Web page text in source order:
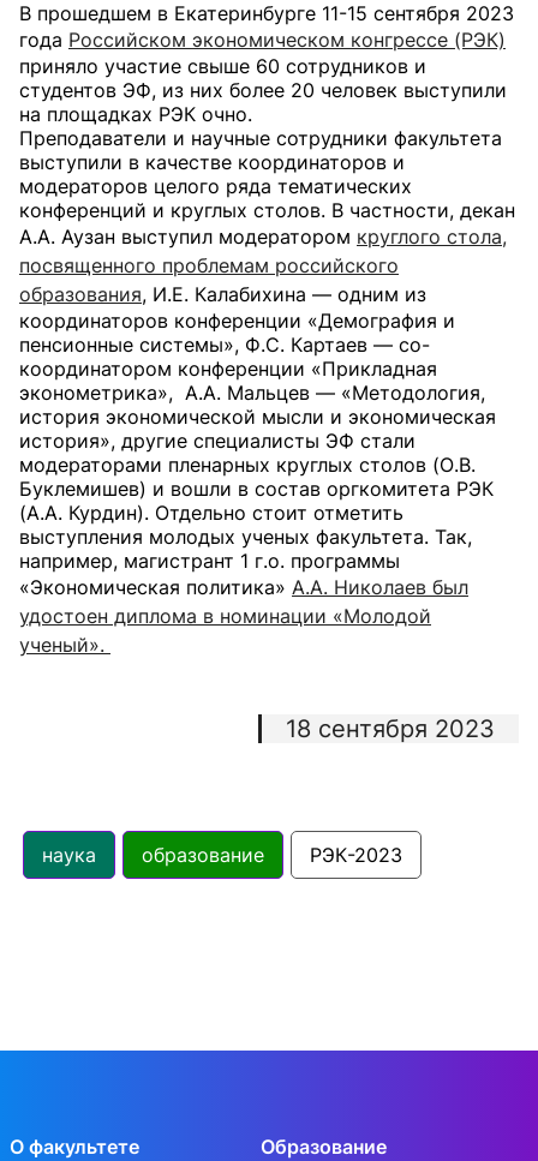
В прошедшем в Екатеринбурге 11-15 сентября 2023
года Российском экономическом конгрессе (РЭК)
приняло участие свыше 60 сотрудников и
студентов ЭФ, из них более 20 человек выступили
на площадках РЭК очно.
Преподаватели и научные сотрудники факультета
выступили в качестве координаторов и
модераторов целого ряда тематических
конференций и круглых столов. В частности, декан
А.А. Аузан выступил модератором круглого стола,
посвященного проблемам российского
образования, И.Е. Калабихина — одним из
координаторов конференции «Демография и
пенсионные системы», Ф.С. Картаев — со-
координатором конференции «Прикладная
эконометрика», А.А. Мальцев — «Методология,
история экономической мысли и экономическая
история», другие специалисты ЭФ стали
модераторами пленарных круглых столов (О.В.
Буклемишев) и вошли в состав оргкомитета РЭК
(А.А. Курдин). Отдельно стоит отметить
выступления молодых ученых факультета. Так,
например, магистрант 1 г.о. программы
«Экономическая политика» А.А. Николаев был
удостоен диплома в номинации «Молодой
ученый».
18 сентября 2023
наука образование РЭК-2023
О факультете Образование